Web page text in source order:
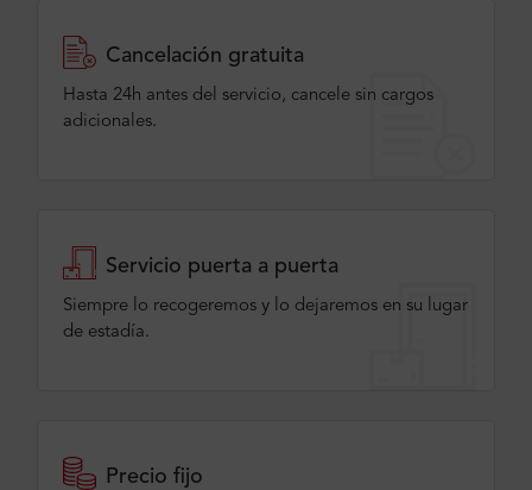
Cancelación gratuita
Hasta 24h antes del servicio, cancele sin cargos
adicionales.
Servicio puerta a puerta
Siempre lo recogeremos y lo dejaremos en su lugar
de estadía.
Precio fijo